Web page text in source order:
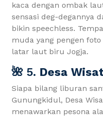
kaca dengan ombak
sensasi deg-degannya
bikin speechless.
muda yang pengen
latar laut biru Jogja.
🌺 5. Desa
Siapa bilang liburan
Gunungkidul, Desa
menawarkan pesona